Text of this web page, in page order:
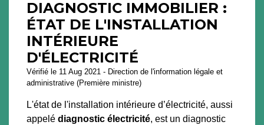
DIAGNOSTIC IMMOBILIER :
ÉTAT DE L'INSTALLATION
INTÉRIEURE
D'ÉLECTRICITÉ
Vérifié le 11 Aug 2021 - Direction de l'information légale et
administrative (Première ministre)
L'état de l'installation intérieure d’électricité, aussi
appelé diagnostic électricité, est un diagnostic